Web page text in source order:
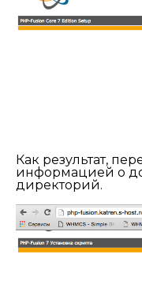
Как результат,
информацией о
директорий.